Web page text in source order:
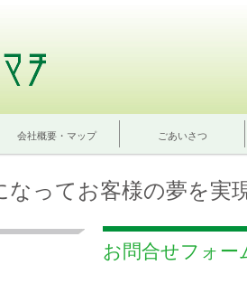
会社概要・マップ ごあいさつ
なってお客様の夢を実
お問合せフォー